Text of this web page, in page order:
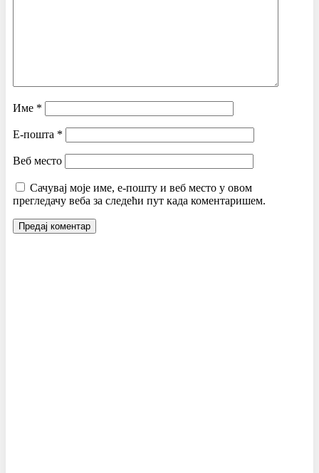
Име *
Е-пошта *
Веб место
Сачувај моје име, е-пошту и веб место у овом
прегледачу веба за следећи пут када коментаришем.